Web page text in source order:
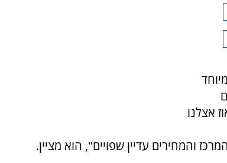
אצלנו
והמחירים עדיין שפויים", הוא מציין.